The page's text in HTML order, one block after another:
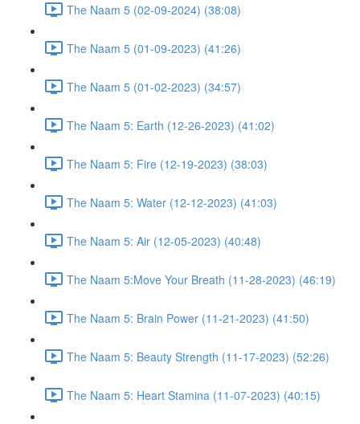
The Naam 5 (02-09-2024) (38:08)
The Naam 5 (01-09-2023) (41:26)
The Naam 5 (01-02-2023) (34:57)
The Naam 5: Earth (12-26-2023) (41:02)
The Naam 5: Fire (12-19-2023) (38:03)
The Naam 5: Water (12-12-2023) (41:03)
The Naam 5: Air (12-05-2023) (40:48)
The Naam 5:Move Your Breath (11-28-2023) (46:19)
The Naam 5: Brain Power (11-21-2023) (41:50)
The Naam 5: Beauty Strength (11-17-2023) (52:26)
The Naam 5: Heart Stamina (11-07-2023) (40:15)